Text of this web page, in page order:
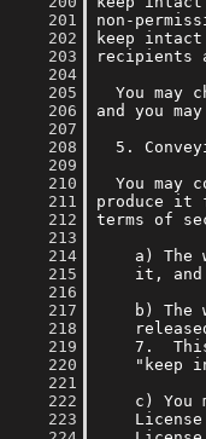
    201
    202
    203
    204
    205
    206
    207
    208
    209
    210
    211
    212
    213
    214
    215
    216
    217
    218
    219
    220
    221
    222
    223